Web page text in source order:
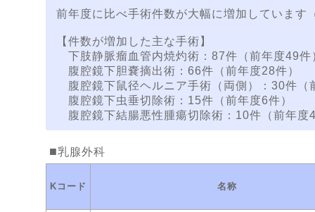
前年度に比べ手術件数が大幅に増加していま
【件数が増加した主な手術】
下肢静脈瘤血管内焼灼術：87件（前年度49件
腹腔鏡下胆嚢摘出術：66件（前年度28件）
腹腔鏡下鼠径ヘルニア手術（両側）：30件（
腹腔鏡下虫垂切除術：15件（前年度6件）
腹腔鏡下結腸悪性腫瘍切除術：10件（前年度
乳腺外科
Kコード 名称